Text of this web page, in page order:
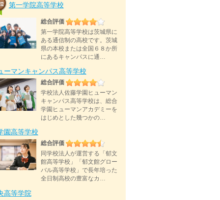
第一学院高等学校
総合評価
第一学院高等学校は茨城県に
ある通信制の高校です。茨城
県の本校または全国６８か所
にあるキャンパスに通…
ーマンキャンパス高等学校
総合評価
学校法人佐藤学園ヒューマン
キャンパス高等学校は、総合
学園ヒューマンアカデミーを
はじめとした幾つかの…
園高等学校
総合評価
同学校法人が運営する「郁文
館高等学校」「郁文館グロー
バル高等学校」で長年培った
全日制高校の豊富なカ…
高等学院